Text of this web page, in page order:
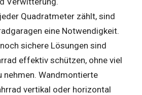
Quadratmeter zählt, sind
eine Notwendigkeit.
sichere Lösungen sind
effektiv schützen, ohne viel
nehmen. Wandmontierte
vertikal oder horizontal